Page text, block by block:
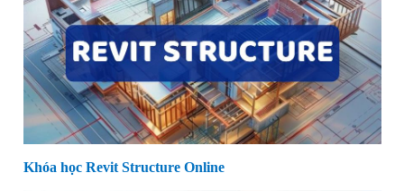
Khóa học Revit Structure Online